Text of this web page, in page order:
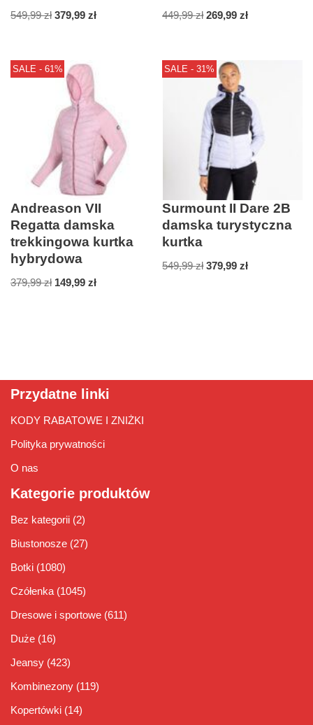
549,99zł 379,99 zł 449,99zł 269,99zł
SALE - 61%
Andreason VII
Regatta damska
trekkingowa kurtka
hybrydowa
379,99zł 149,99 zł
SALE - 31%
Surmount II Dare 2B
damska turystyczna
kurtka
549,99zł 379,99zł
Przydatne linki
KODY RABATOWE I ZNIŻKI
Polityka prywatności
O nas
Kategorie produktów
Bez kategorii (2)
Biustonosze (27)
Botki (1080)
Czółenka (1045)
Dresowe i sportowe (611)
Duże (16)
Jeansy (423)
Kombinezony (119)
Kopertówki (14)